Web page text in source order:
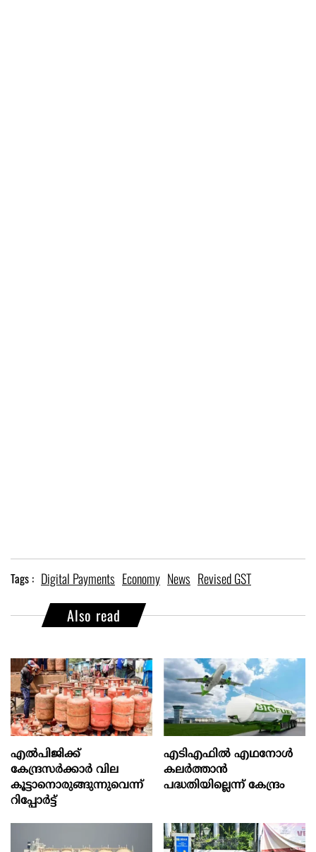
Tags : Digital Payments Economy News Revised GST
Also read
എല്‍പിജിക്ക്
കേന്ദ്രസർക്കാർ വില
കൂട്ടാനൊരുങ്ങുന്നുവെന്ന്
റിപ്പോർട്ട്
എടിഎഫില്‍ എഥനോള്‍
കലര്‍ത്താന്‍
പദ്ധതിയില്ലെന്ന് കേന്ദ്രം